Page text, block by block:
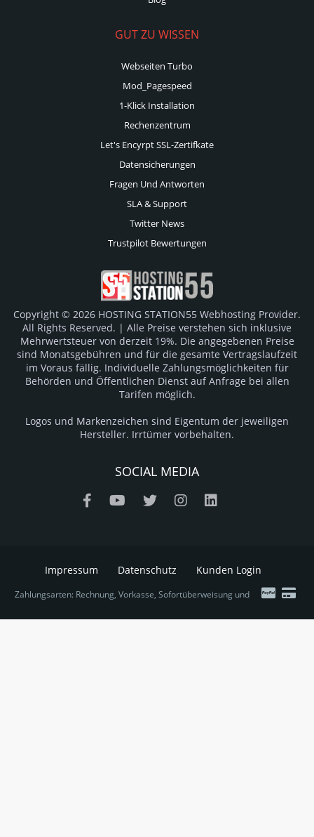
GUT ZU WISSEN
Webseiten Turbo
Mod_Pagespeed
1-Klick Installation
Rechenzentrum
Let's Encyrpt SSL-Zertifkate
Datensicherungen
Fragen Und Antworten
SLA & Support
Twitter News
Trustpilot Bewertungen
Copyright © 2026 HOSTING STATION55 Webhosting Provider.
All Rights Reserved. | Alle Preise verstehen sich inklusive
Mehrwertsteuer von derzeit 19%. Die angegebenen Preise
sind Monatsgebühren und für die gesamte Vertragslaufzeit
im Voraus fällig. Individuelle Zahlungsmöglichkeiten für
Behörden und Öffentlichen Dienst auf Anfrage bei allen
Tarifen möglich.
Logos und Markenzeichen sind Eigentum der jeweiligen
Hersteller. Irrtümer vorbehalten.
SOCIAL MEDIA
Impressum Datenschutz Kunden Login
Zahlungsarten: Rechnung, Vorkasse, Sofortüberweisung und